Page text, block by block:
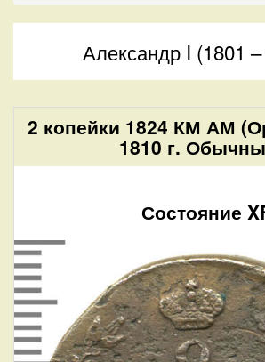
Александр I (1801
2 копейки 1824 КМ АМ
1810 г.
Состояние